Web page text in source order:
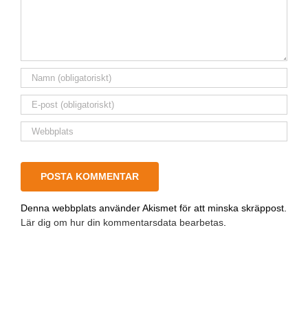
Denna webbplats använder Akismet för att minska skräppost.
Lär dig om hur din kommentarsdata bearbetas